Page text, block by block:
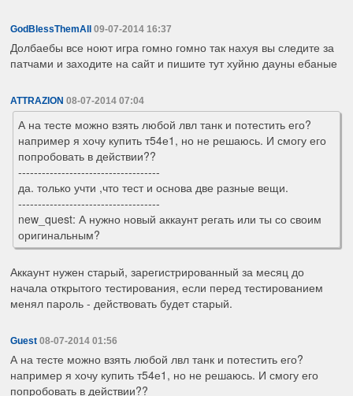
GodBlessThemAll 09-07-2014 16:37
Долбаебы все ноют игра гомно гомно так нахуя вы следите за
патчами и заходите на сайт и пишите тут хуйню дауны ебаные
ATTRAZION 08-07-2014 07:04
А на тесте можно взять любой лвл танк и потестить его?
например я хочу купить т54е1, но не решаюсь. И смогу его
попробовать в действии??
------------------------------------
да. только учти ,что тест и основа две разные вещи.
------------------------------------
new_quest: А нужно новый аккаунт регать или ты со своим
оригинальным?
Аккаунт нужен старый, зарегистрированный за месяц до
начала открытого тестирования, если перед тестированием
менял пароль - действовать будет старый.
Guest 08-07-2014 01:56
А на тесте можно взять любой лвл танк и потестить его?
например я хочу купить т54е1, но не решаюсь. И смогу его
попробовать в действии??